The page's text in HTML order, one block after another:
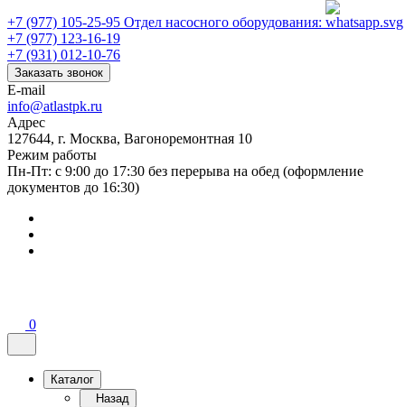
+7 (977) 105-25-95 Отдел насосного оборудования:
+7 (977) 123-16-19
+7 (931) 012-10-76
Заказать звонок
E-mail
info@atlastpk.ru
Адрес
127644, г. Москва, Вагоноремонтная 10
Режим работы
Пн-Пт: с 9:00 до 17:30 без перерыва на обед (оформление
документов до 16:30)
0
Каталог
Назад